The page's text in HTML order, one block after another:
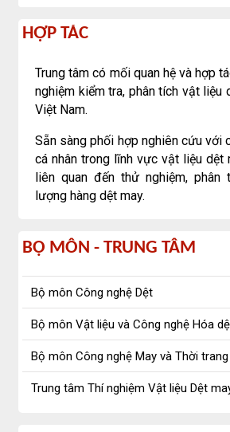
Hợp
tác
HỢP TÁC
Trung tâm có mối quan hệ và hợp
nghiệm kiểm tra, phân tích vật liệu
Việt Nam.
Sẵn sàng phối hợp nghiên cứu với
cá nhân trong lĩnh vực vật liệu dệt
liên quan đến thử nghiệm, phân
lượng hàng dệt may.
bộ
môn
-
trung
tâm
BỘ MÔN - TRUNG TÂM
Bộ môn Công nghệ Dệt
Bộ môn Vật liệu và Công nghệ Hóa
Bộ môn Công nghệ May và Thời trang
Trung tâm Thí nghiệm Vật liệu Dệt